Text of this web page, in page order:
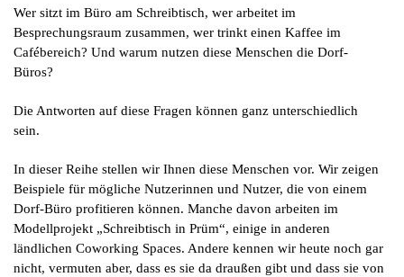
Wer sitzt im Büro am Schreibtisch, wer arbeitet im
Besprechungsraum zusammen, wer trinkt einen Kaffee im
Cafébereich? Und warum nutzen diese Menschen die Dorf-
Büros?
Die Antworten auf diese Fragen können ganz unterschiedlich
sein.
In dieser Reihe stellen wir Ihnen diese Menschen vor. Wir zeigen
Beispiele für mögliche Nutzerinnen und Nutzer, die von einem
Dorf-Büro profitieren können. Manche davon arbeiten im
Modellprojekt „Schreibtisch in Prüm“, einige in anderen
ländlichen Coworking Spaces. Andere kennen wir heute noch gar
nicht, vermuten aber, dass es sie da draußen gibt und dass sie von